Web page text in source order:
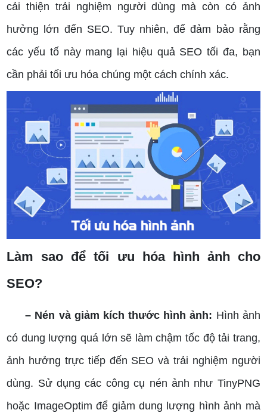
cải thiện trải nghiệm người dùng mà còn có ảnh
hưởng lớn đến SEO. Tuy nhiên, để đảm bảo rằng
các yếu tố này mang lại hiệu quả SEO tối đa, bạn
cần phải tối ưu hóa chúng một cách chính xác.
Làm sao để tối ưu hóa hình ảnh cho
SEO?
– Nén và giảm kích thước hình ảnh: Hình ảnh
có dung lượng quá lớn sẽ làm chậm tốc độ tải trang,
ảnh hưởng trực tiếp đến SEO và trải nghiệm người
dùng. Sử dụng các công cụ nén ảnh như TinyPNG
hoặc ImageOptim để giảm dung lượng hình ảnh mà